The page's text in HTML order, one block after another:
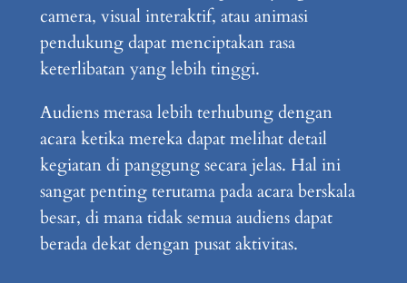
camera, visual interaktif, atau animasi
pendukung dapat menciptakan rasa
keterlibatan yang lebih tinggi.
Audiens merasa lebih terhubung dengan
acara ketika mereka dapat melihat detail
kegiatan di panggung secara jelas. Hal ini
sangat penting terutama pada acara berskala
besar, di mana tidak semua audiens dapat
berada dekat dengan pusat aktivitas.